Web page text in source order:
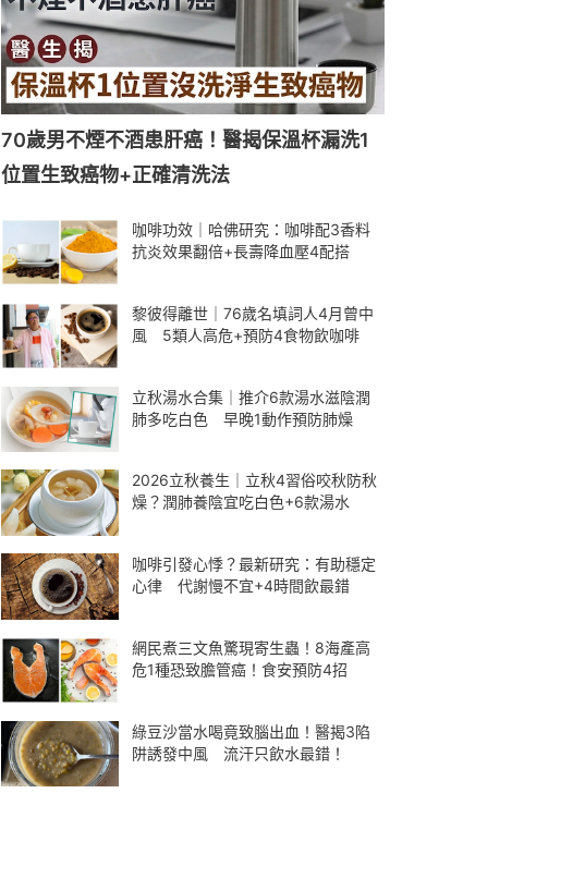
70歲男不煙不酒患肝癌！醫揭保溫杯漏洗1
位置生致癌物+正確清洗法
咖啡功效｜哈佛研究：咖啡配3香料
抗炎效果翻倍+長壽降血壓4配搭
黎彼得離世｜76歲名填詞人4月曾中
風 5類人高危+預防4食物飲咖啡
立秋湯水合集｜推介6款湯水滋陰潤
肺多吃白色 早晚1動作預防肺燥
2026立秋養生｜立秋4習俗咬秋防秋
燥？潤肺養陰宜吃白色+6款湯水
咖啡引發心悸？最新研究：有助穩定
心律 代謝慢不宜+4時間飲最錯
網民煮三文魚驚現寄生蟲！8海產高
危1種恐致膽管癌！食安預防4招
綠豆沙當水喝竟致腦出血！醫揭3陷
阱誘發中風 流汗只飲水最錯！